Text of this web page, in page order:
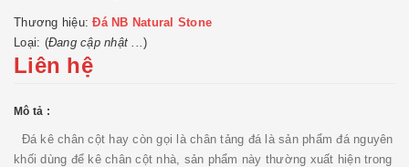
Thương hiệu:Đá NB Natural Stone
Loại: (Đang cập nhật ...)
Liên hệ
Mô tả :
Đá kê chân cột hay còn gọi là chân tảng đá là sản phẩm đá nguyên
khối dùng để kê chân cột nhà, sản phẩm này thường xuất hiện trong